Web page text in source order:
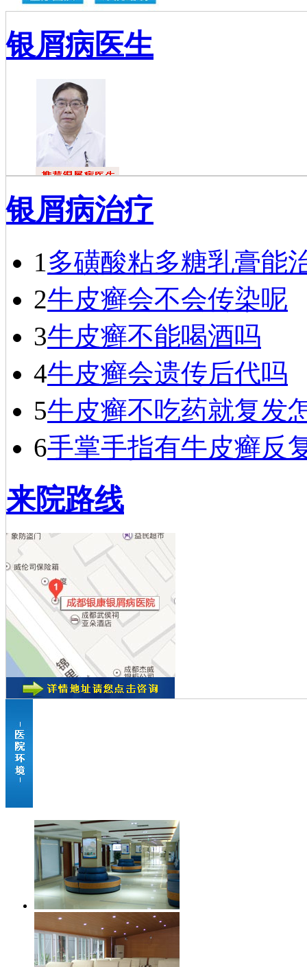
银屑病医生
戴礼
戴礼，毕业于
福建医科大学，现
医院医师…[详细]
银屑病治疗
1多磺酸粘多糖乳膏能
2牛皮癣会不会传染呢
3牛皮癣不能喝酒吗
4牛皮癣会遗传后代吗
5牛皮癣不吃药就复发
6手掌手指有牛皮癣反
来院路线